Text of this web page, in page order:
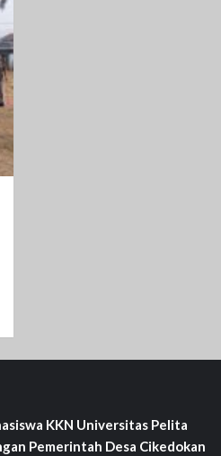
KKN Universitas Pelita
Pemerintah Desa Cikedokan